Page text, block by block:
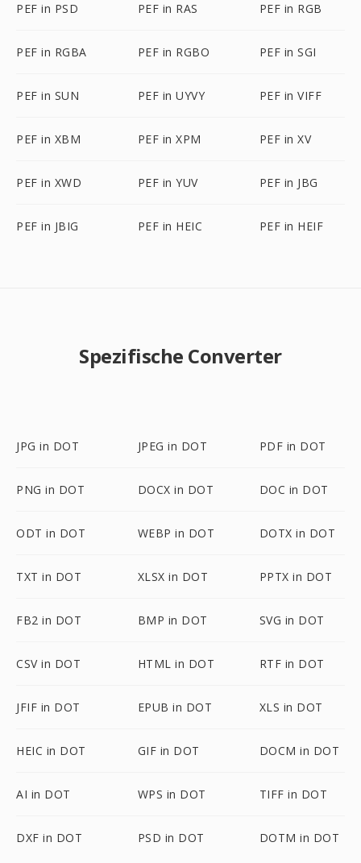
PEF in PSD PEF in RAS PEF in RGB
PEF in RGBA PEF in RGBO PEF in SGI
PEF in SUN PEF in UYVY PEF in VIFF
PEF in XBM PEF in XPM PEF in XV
PEF in XWD PEF in YUV PEF in JBG
PEF in JBIG PEF in HEIC PEF in HEIF
Spezifische Converter
JPG in DOT JPEG in DOT PDF in DOT
PNG in DOT DOCX in DOT DOC in DOT
ODT in DOT WEBP in DOT DOTX in DOT
TXT in DOT XLSX in DOT PPTX in DOT
FB2 in DOT BMP in DOT SVG in DOT
CSV in DOT HTML in DOT RTF in DOT
JFIF in DOT EPUB in DOT XLS in DOT
HEIC in DOT GIF in DOT DOCM in DOT
AI in DOT WPS in DOT TIFF in DOT
DXF in DOT PSD in DOT DOTM in DOT